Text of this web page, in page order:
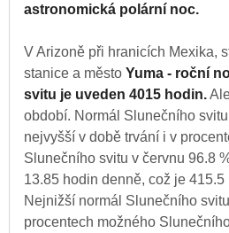
astronomická polární noc.
V Arizoně při hranicích Mexika,
stanice a město Yuma - roční
svitu je uveden 4015 hodin.
období. Normál Slunečního
nejvyšší v době trvání i v
Slunečního svitu v červnu 96.8
13.85 hodin denně, což je 415.5
Nejnižší normál Slunečního
procentech možného